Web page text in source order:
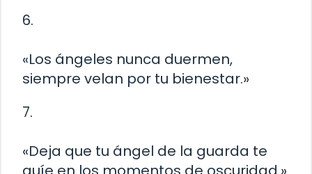
6.
«Los ángeles nunca duermen,
siempre velan por tu bienestar.»
7.
«Deja que tu ángel de la guarda te